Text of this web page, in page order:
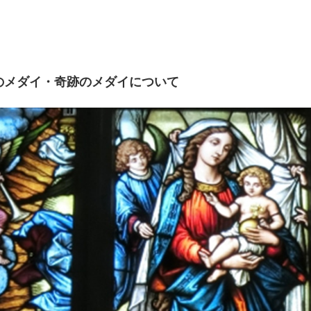
メダイ・奇跡のメダイについて